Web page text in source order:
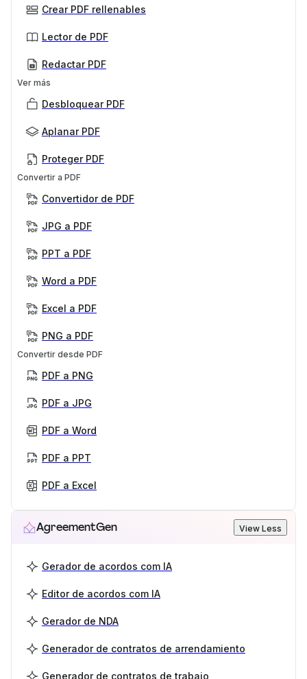
Crear PDF rellenables
Lector de PDF
Redactar PDF
Ver más
Desbloquear PDF
Aplanar PDF
Proteger PDF
Convertir a PDF
Convertidor de PDF
JPG a PDF
PPT a PDF
Word a PDF
Excel a PDF
PNG a PDF
Convertir desde PDF
PDF a PNG
PDF a JPG
PDF a Word
PDF a PPT
PDF a Excel
AgreementGen View Less
Gerador de acordos com IA
Editor de acordos com IA
Gerador de NDA
Generador de contratos de arrendamiento
Generador de contratos de trabajo